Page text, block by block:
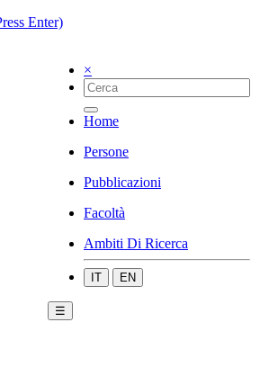
Enter)
×
Home
Persone
Pubblicazioni
Facoltà
Ambiti Di Ricerca
IT EN
☰